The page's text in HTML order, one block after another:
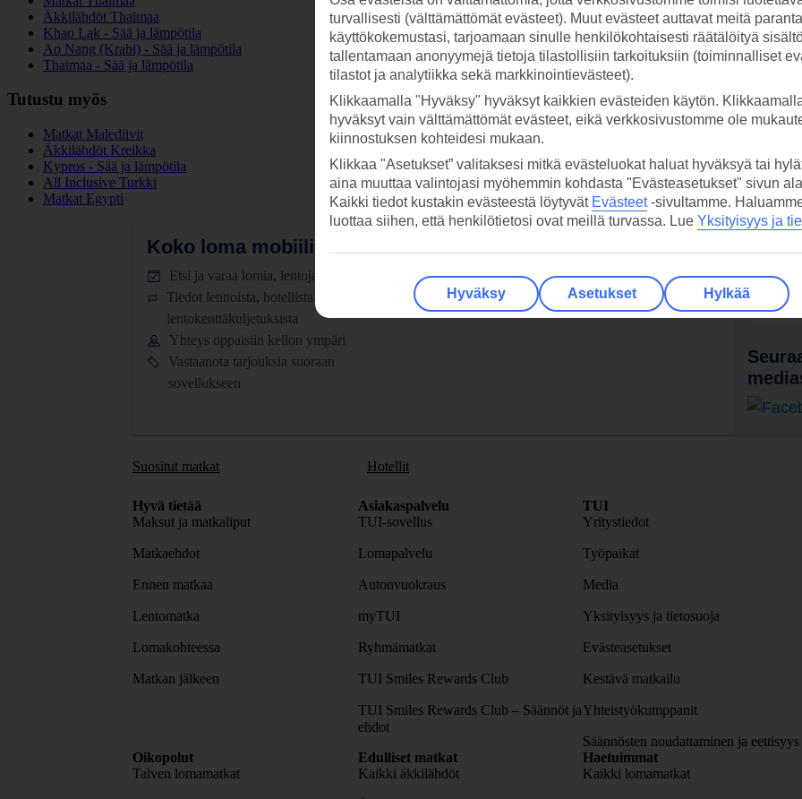
Äkkilähdöt Thaimaa
Khao Lak - Sää ja lämpötila
Ao Nang (Krabi) - Sää ja lämpötila
Thaimaa - Sää ja lämpötila
Tutustu myös
Matkat Malediivit
Äkkilähdöt Kreikka
Kypros - Sää ja lämpötila
All Inclusive Turkki
Matkat Egypti
Koko loma mobiilissa.Lataa TUI-sovellus nyt!
Etsi ja varaa lomia, lentoja ja hotelleja
Tiedot lennoista, hotellista ja
lentokenttäkuljetuksista
Yhteys oppaisiin kellon ympäri
Vastaanota tarjouksia suoraan
sovellukseen
Lataa sovellus kätevästi lukemalla
QR-koodi puhelimesi kameralla.
Suositut matkat Hotellit
Hyvä tietää
Maksut ja matkaliput
Matkaehdot
Ennen matkaa
Lentomatka
Lomakohteessa
Matkan jälkeen
Asiakaspalvelu
TUI-sovellus
Lomapalvelu
Autonvuokraus
myTUI
Ryhmämatkat
TUI Smiles Rewards Club
TUI Smiles Rewards Club – Säännöt ja
ehdot
TUI
Yritystiedot
Työpaikat
Media
Yksityisyys ja tietosuoja
Evästeasetukset
Kestävä matkailu
Yhteistyökumppanit
Säännösten noudattaminen ja eettisyys
Oikopolut
Talven lomamatkat
Edulliset matkat
Kaikki äkkilähdöt
Haetuimmat
Kaikki lomamatkat
turvallisesti (välttämättömät evästeet). Muut evästeet auttavat meitä
käyttökokemustasi, tarjoamaan sinulle henkilökohtaisesti räätälöityä
tallentamaan anonyymejä tietoja tilastollisiin tarkoituksiin (toiminnalliset
tilastot ja analytiikka sekä markkinointievästeet).
Klikkaamalla "Hyväksy" hyväksyt kaikkien evästeiden käytön.
hyväksyt vain välttämättömät evästeet, eikä verkkosivustomme ole
kiinnostuksen kohteidesi mukaan.
Klikkaa "Asetukset” valitaksesi mitkä evästeluokat haluat hyväksyä tai
aina muuttaa valintojasi myöhemmin kohdasta "Evästeasetukset" sivun
Kaikki tiedot kustakin evästeestä löytyvät Evästeet-sivultamme.
luottaa siihen, että henkilötietosi ovat meillä turvassa. Lue Yksityisyys ja
Hyväksy Asetukset Hylkää